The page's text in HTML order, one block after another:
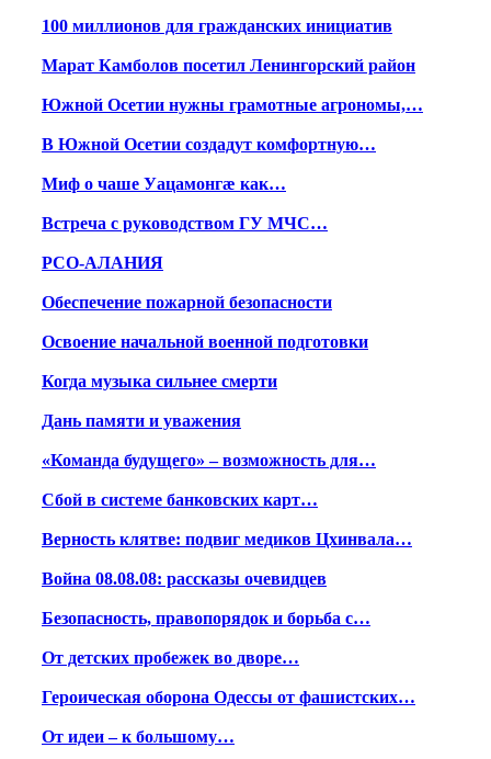
100 миллионов для гражданских инициатив
Марат Камболов посетил Ленингорский район
Южной Осетии нужны грамотные агрономы,…
В Южной Осетии создадут комфортную…
Миф о чаше Уацамонгæ как…
Встреча с руководством ГУ МЧС…
РСО-АЛАНИЯ
Обеспечение пожарной безопасности
Освоение начальной военной подготовки
Когда музыка сильнее смерти
Дань памяти и уважения
«Команда будущего» – возможность для…
Сбой в системе банковских карт…
Верность клятве: подвиг медиков Цхинвала…
Война 08.08.08: рассказы очевидцев
Безопасность, правопорядок и борьба с…
От детских пробежек во дворе…
Героическая оборона Одессы от фашистских…
От идеи – к большому…